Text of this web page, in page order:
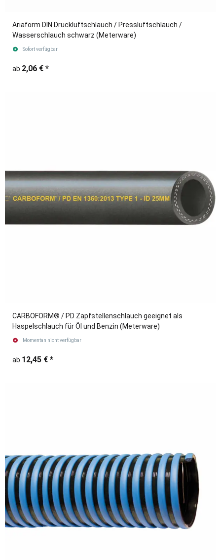
Ariaform DIN Druckluftschlauch / Pressluftschlauch /
Wasserschlauch schwarz (Meterware)
Sofort verfügbar
ab 2,06 € *
CARBOFORM® / PD Zapfstellenschlauch geeignet als
Haspelschlauch für Öl und Benzin (Meterware)
Momentan nicht verfügbar
ab 12,45 € *